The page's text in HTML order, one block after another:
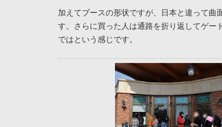
加えてブースの形状ですが、日本と違って曲
す。さらに買った人は通路を折り返してゲー
ではという感じです。